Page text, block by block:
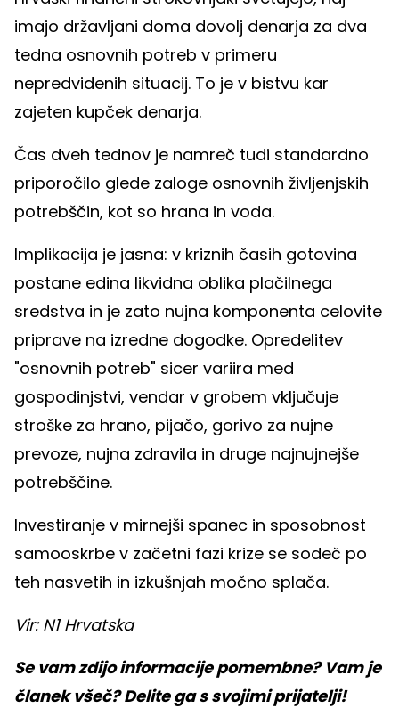
imajo državljani doma dovolj denarja za dva
tedna osnovnih potreb v primeru
nepredvidenih situacij. To je v bistvu kar
zajeten kupček denarja.
Čas dveh tednov je namreč tudi standardno
priporočilo glede zaloge osnovnih življenjskih
potrebščin, kot so hrana in voda.
Implikacija je jasna: v kriznih časih gotovina
postane edina likvidna oblika plačilnega
sredstva in je zato nujna komponenta celovite
priprave na izredne dogodke. Opredelitev
"osnovnih potreb" sicer variira med
gospodinjstvi, vendar v grobem vključuje
stroške za hrano, pijačo, gorivo za nujne
prevoze, nujna zdravila in druge najnujnejše
potrebščine.
Investiranje v mirnejši spanec in sposobnost
samooskrbe v začetni fazi krize se sodeč po
teh nasvetih in izkušnjah močno splača.
Vir: N1 Hrvatska
Se vam zdijo informacije pomembne? Vam je
članek všeč? Delite ga s svojimi prijatelji!